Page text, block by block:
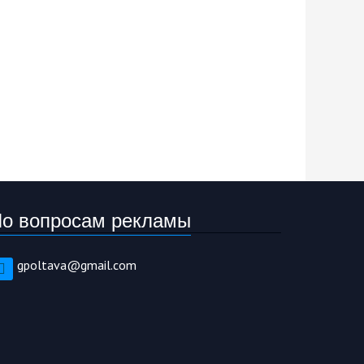
вопросам рекламы
gpoltava@gmail.com